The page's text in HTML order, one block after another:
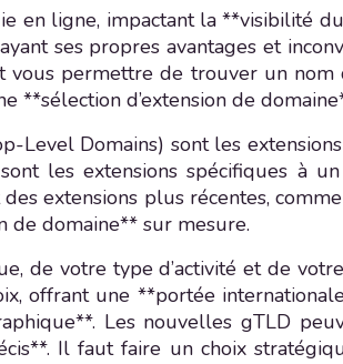
en ligne, impactant la **visibilité
ses propres avantages et
permettre de trouver un
**sélection d’extension de
Level Domains) sont les
les extensions spécifiques à
extensions plus récentes,
de domaine** sur mesure.
de votre type d’activité et de
offrant une **portée
Les nouvelles gTLD
Il faut faire un choix